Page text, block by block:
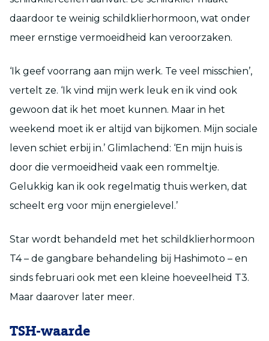
daardoor te weinig schildklierhormoon, wat onder
meer ernstige vermoeidheid kan veroorzaken.
‘Ik geef voorrang aan mijn werk. Te veel misschien’,
vertelt ze. ‘Ik vind mijn werk leuk en ik vind ook
gewoon dat ik het moet kunnen. Maar in het
weekend moet ik er altijd van bijkomen. Mijn sociale
leven schiet erbij in.’ Glimlachend: ‘En mijn huis is
door die vermoeidheid vaak een rommeltje.
Gelukkig kan ik ook regelmatig thuis werken, dat
scheelt erg voor mijn energielevel.’
Star wordt behandeld met het schildklierhormoon
T4 – de gangbare behandeling bij Hashimoto – en
sinds februari ook met een kleine hoeveelheid T3.
Maar daarover later meer.
TSH-waarde